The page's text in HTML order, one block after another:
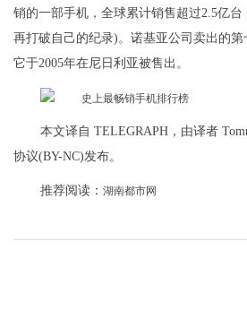
销的一部手机，全球累计销售超过2.5亿
再打破自己的纪录)。诺基亚公司卖出的第
它于2005年在尼日利亚被售出。
本文译自 TELEGRAPH，由译者
协议(BY-NC)发布。
推荐阅读： 湖南都市网